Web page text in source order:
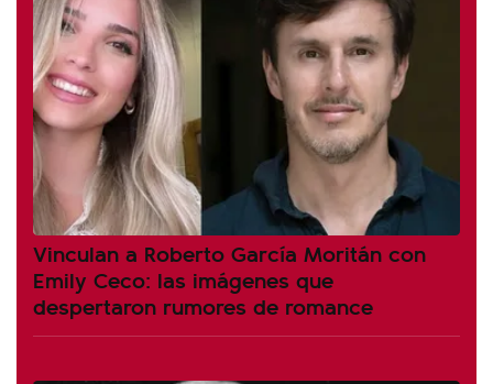
Vinculan a Roberto García Moritán con
Emily Ceco: las imágenes que
despertaron rumores de romance